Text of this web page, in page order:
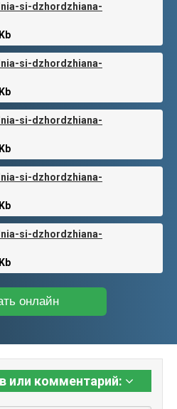
si-dzhordzhiana-
si-dzhordzhiana-
si-dzhordzhiana-
si-dzhordzhiana-
si-dzhordzhiana-
онлайн
или комментарий: